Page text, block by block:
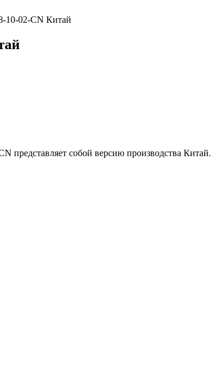
10-02-CN Китай
представляет собой версию производства